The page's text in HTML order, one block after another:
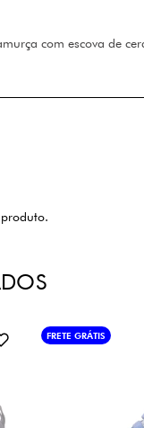
com escova de
FRETE GRÁTIS